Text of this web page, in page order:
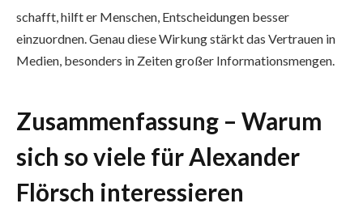
schafft, hilft er Menschen, Entscheidungen besser
einzuordnen. Genau diese Wirkung stärkt das Vertrauen in
Medien, besonders in Zeiten großer Informationsmengen.
Zusammenfassung – Warum
sich so viele für Alexander
Flörsch interessieren